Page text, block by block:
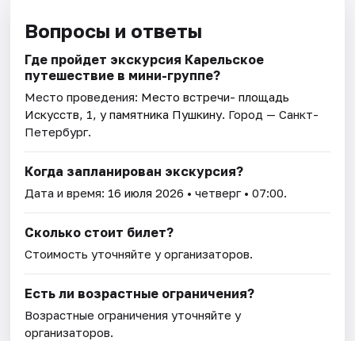
Вопросы и ответы
Где пройдет экскурсия Карельское
путешествие в мини-группе?
Место проведения: Место встречи- площадь
Искусств, 1, у памятника Пушкину. Город — Санкт-
Петербург.
Когда запланирован экскурсия?
Дата и время: 16 июля 2026 • четверг • 07:00.
Сколько стоит билет?
Стоимость уточняйте у организаторов.
Есть ли возрастные ограничения?
Возрастные ограничения уточняйте у
организаторов.